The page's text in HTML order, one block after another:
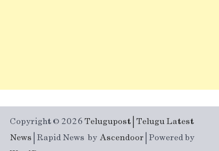
Copyright © 2026 Telugupost | Telugu Latest
News | Rapid News byAscendoor | Powered by